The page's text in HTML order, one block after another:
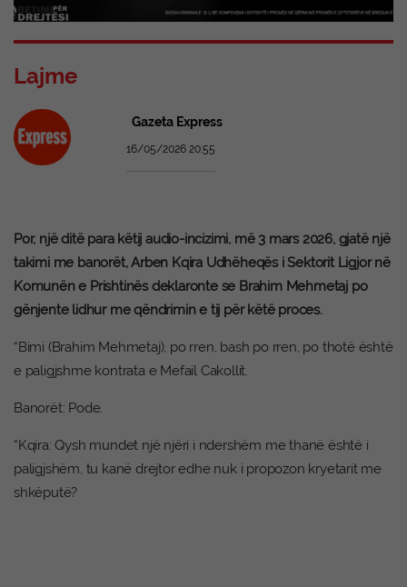
Lajme
Gazeta Express
16/05/2026 20:55
Por, një ditë para këtij audio-incizimi, më 3 mars 2026, gjatë një
takimi me banorët, Arben Kqira Udhëheqës i Sektorit Ligjor në
Komunën e Prishtinës deklaronte se Brahim Mehmetaj po
gënjente lidhur me qëndrimin e tij për këtë proces.
“Bimi (Brahim Mehmetaj), po rren, bash po rren, po thotë është
e paligjshme kontrata e Mefail Cakollit.
Banorët: Pode.
“Kqira: Qysh mundet një njëri i ndershëm me thanë është i
paligjshëm, tu kanë drejtor edhe nuk i propozon kryetarit me
shkëputë?